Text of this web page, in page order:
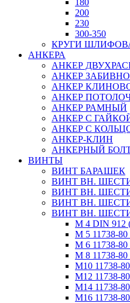
180
200
230
300-350
КРУГИ
АНКЕРА
АНКЕР
АНКЕР
АНКЕР
АНКЕР
АНКЕР РАМНЫЙ
АНКЕР С
АНКЕР С
АНКЕР-КЛИН
АНКЕРНЫЙ
ВИНТЫ
ВИНТ БАРАШЕК
ВИНТ ВН.
ВИНТ ВН.
ВИНТ ВН.
ВИНТ ВН.
М 4 DIN 912
М 5 11738-80
М 6 11738-80
М 8 11738-80
М10 11738-
М12 11738-
М14 11738-
М16 11738-